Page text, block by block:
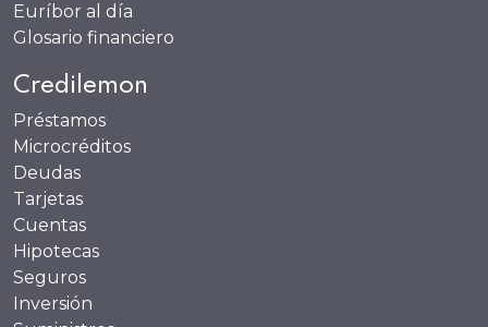
Euríbor al día
Glosario financiero
Credilemon
Préstamos
Microcréditos
Deudas
Tarjetas
Cuentas
Hipotecas
Seguros
Inversión